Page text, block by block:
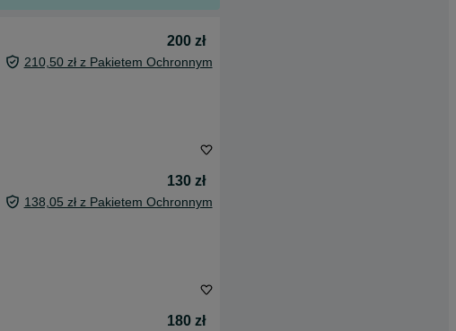
200 zł
210,50 zł z Pakietem Ochronnym
130 zł
138,05 zł z Pakietem Ochronnym
180 zł